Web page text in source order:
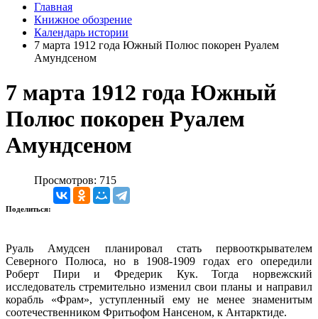
Главная
Книжное обозрение
Календарь истории
7 марта 1912 года Южный Полюс покорен Руалем
Амундсеном
7 марта 1912 года Южный
Полюс покорен Руалем
Амундсеном
Просмотров: 715
Поделиться:
Руаль Амудсен планировал стать первооткрывателем
Северного Полюса, но в 1908-1909 годах его опередили
Роберт Пири и Фредерик Кук. Тогда норвежский
исследователь стремительно изменил свои планы и направил
корабль «Фрам», уступленный ему не менее знаменитым
соотечественником Фритьофом Нансеном, к Антарктиде.